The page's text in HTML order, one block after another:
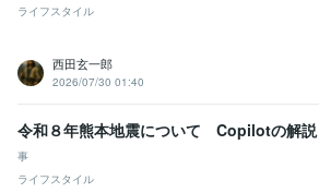
ライフスタイル
西田玄一郎
2026/07/30 01:40
令和８年熊本地震について Copilotの解説
事
ライフスタイル